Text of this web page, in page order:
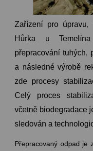
Zařízení pro úpravu,
Hůrka u
přepracování tuhých,
a následné výrobě
zde procesy
Celý proces
včetně biodegradace
sledován a
Přepracovaný odpad je